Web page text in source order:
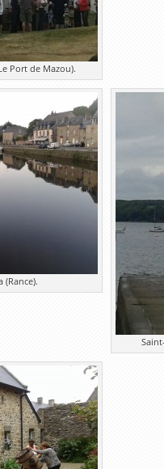
Port de Mazou).